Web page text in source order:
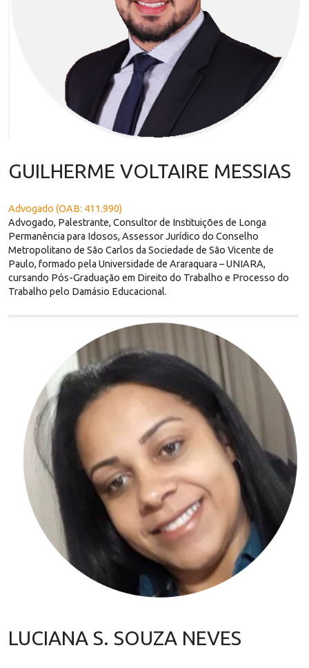
GUILHERME VOLTAIRE MESSIAS
Advogado (OAB: 411.990)
Advogado, Palestrante, Consultor de Instituições de Longa
Permanência para Idosos, Assessor Jurídico do Conselho
Metropolitano de São Carlos da Sociedade de São Vicente de
Paulo, formado pela Universidade de Araraquara – UNIARA,
cursando Pós-Graduação em Direito do Trabalho e Processo do
Trabalho pelo Damásio Educacional.
LUCIANA S. SOUZA NEVES